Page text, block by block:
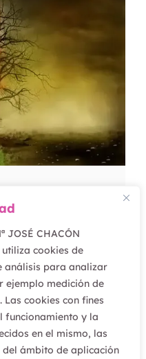
JOSÉ CHACÓN
utiliza cookies de
análisis para analizar
ejemplo medición de
cookies con fines
funcionamiento y la
en el mismo, las
del ámbito de aplicación
ES